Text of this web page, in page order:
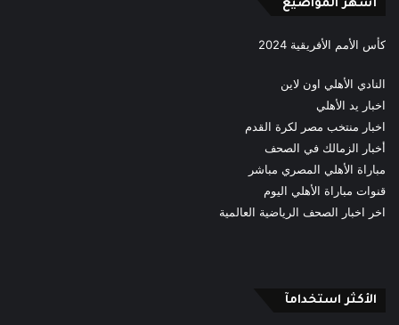
أشهر المواضيع
كأس الأمم الأفريقية 2024
النادي الأهلي اون لاين
اخبار يد الأهلي
اخبار منتخب مصر لكرة القدم
أخبار الزمالك في الصحف
مباراة الأهلي المصري مباشر
قنوات مباراة الأهلي اليوم
اخر اخبار الصحف الرياضية العالمية
الأكثر استخدامآ